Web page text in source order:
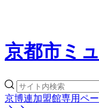
京都市ミ
京博連加盟館専用ペ